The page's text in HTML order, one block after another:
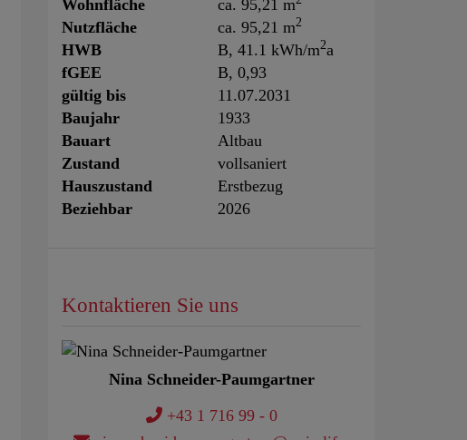
Wohnfläche ca. 95,21 m
Nutzfläche ca. 95,21 m2
HWB B, 41.1 kWh/m2a
fGEE
B, 0,93
gültig bis
11.07.2031
Baujahr
1933
Bauart
Altbau
Zustand
vollsaniert
Hauszustand
Erstbezug
Beziehbar
2026
Kontaktieren Sie uns
Nina Schneider-Paumgartner
+43 1 716 99 - 0